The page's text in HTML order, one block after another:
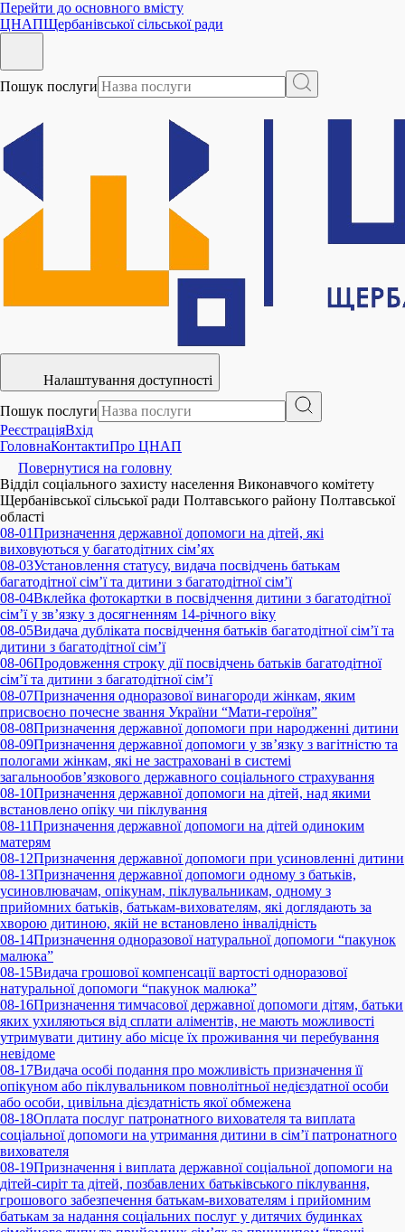
Перейти до основного вмісту
ЦНАПЩербанівської сільської ради
Пошук послуги
Налаштування доступності
Пошук послуги
РеєстраціяВхід
ГоловнаКонтактиПро ЦНАП
Повернутися на головну
Відділ соціального захисту населення Виконавчого комітету
Щербанівської сільської ради Полтавського району Полтавської
області
08-01Призначення державної допомоги на дітей, які
виховуються у багатодітних сім’ях
08-03Установлення статусу, видача посвідчень батькам
багатодітної сім’ї та дитини з багатодітної сім’ї
08-04Вклейка фотокартки в посвідчення дитини з багатодітної
сім’ї у зв’язку з досягненням 14-річного віку
08-05Видача дубліката посвідчення батьків багатодітної сім’ї та
дитини з багатодітної сім’ї
08-06Продовження строку дії посвідчень батьків багатодітної
сім’ї та дитини з багатодітної сім’ї
08-07Призначення одноразової винагороди жінкам, яким
присвоєно почесне звання України “Мати-героїня”
08-08Призначення державної допомоги при народженні дитини
08-09Призначення державної допомоги у зв’язку з вагітністю та
пологами жінкам, які не застраховані в системі
загальнообов’язкового державного соціального страхування
08-10Призначення державної допомоги на дітей, над якими
встановлено опіку чи піклування
08-11Призначення державної допомоги на дітей одиноким
матерям
08-12Призначення державної допомоги при усиновленні дитини
08-13Призначення державної допомоги одному з батьків,
усиновлювачам, опікунам, піклувальникам, одному з
прийомних батьків, батькам-вихователям, які доглядають за
хворою дитиною, якій не встановлено інвалідність
08-14Призначення одноразової натуральної допомоги “пакунок
малюка”
08-15Видача грошової компенсації вартості одноразової
натуральної допомоги “пакунок малюка”
08-16Призначення тимчасової державної допомоги дітям, батьки
яких ухиляються від сплати аліментів, не мають можливості
утримувати дитину або місце їх проживання чи перебування
невідоме
08-17Видача особі подання про можливість призначення її
опікуном або піклувальником повнолітньої недієздатної особи
або особи, цивільна дієздатність якої обмежена
08-18Оплата послуг патронатного вихователя та виплата
соціальної допомоги на утримання дитини в сім’ї патронатного
вихователя
08-19Призначення і виплата державної соціальної допомоги на
дітей-сиріт та дітей, позбавлених батьківського піклування,
грошового забезпечення батькам-вихователям і прийомним
батькам за надання соціальних послуг у дитячих будинках